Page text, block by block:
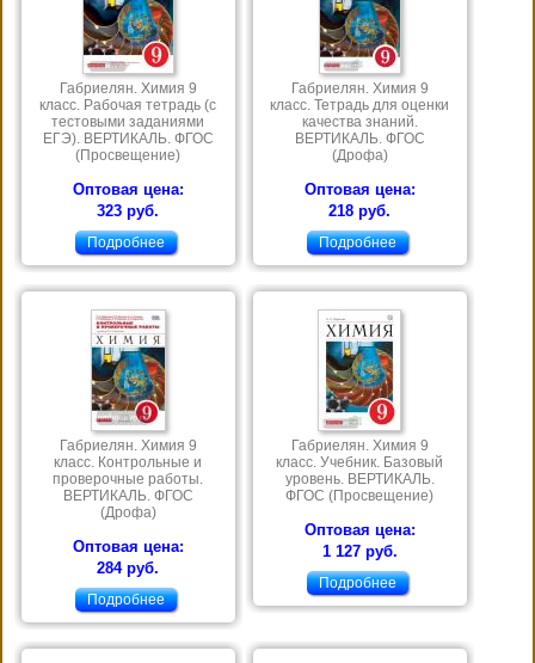
Габриелян. Химия 9
класс. Рабочая тетрадь (с
тестовыми заданиями
ЕГЭ). ВЕРТИКАЛЬ. ФГОС
(Просвещение)
Оптовая цена:
323 руб.
Подробнее
Габриелян. Химия 9
класс. Тетрадь для оценки
качества знаний.
ВЕРТИКАЛЬ. ФГОС
(Дрофа)
Оптовая цена:
218 руб.
Подробнее
Габриелян. Химия 9
класс. Контрольные и
проверочные работы.
ВЕРТИКАЛЬ. ФГОС
(Дрофа)
Оптовая цена:
284 руб.
Подробнее
Габриелян. Химия 9
класс. Учебник. Базовый
уровень. ВЕРТИКАЛЬ.
ФГОС (Просвещение)
Оптовая цена:
1 127 руб.
Подробнее